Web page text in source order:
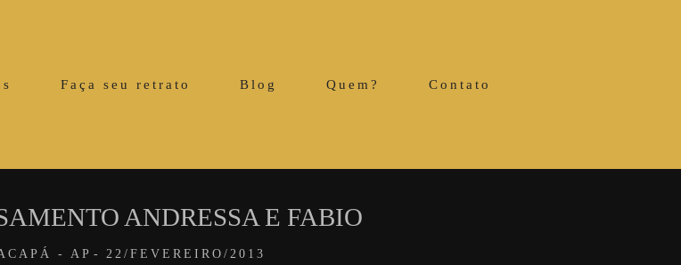
Faça seu retrato Blog Quem? Contato
- AP 22/FEVEREIRO/2013
ANDRESSA E FABIO